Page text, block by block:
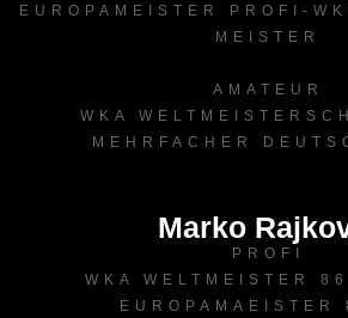
EUROPAMEISTER PROFI-
MEISTER
AMATEUR
WKA
MEHRFACHER
Marko
PROFI
WKA WELTMEISTER
EUROPAMAEISTER